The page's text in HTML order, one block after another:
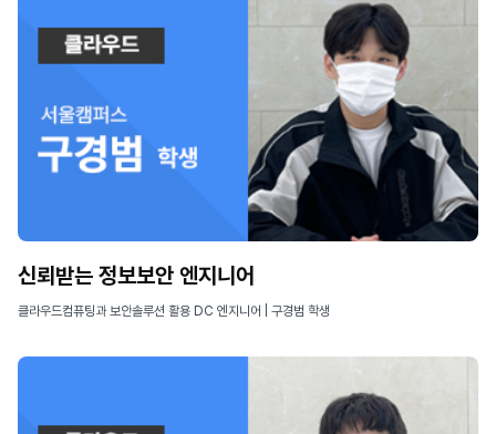
신뢰받는 정보보안 엔지니어
클라우드컴퓨팅과 보안솔루션 활용 DC 엔지니어 | 구경범 학생